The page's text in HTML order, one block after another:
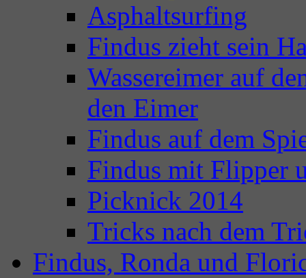
Asphaltsurfing
Findus zieht sein
Wassereimer auf
den Eimer
Findus auf dem
Findus mit Flipper
Picknick 2014
Tricks nach dem
Findus, Ronda und